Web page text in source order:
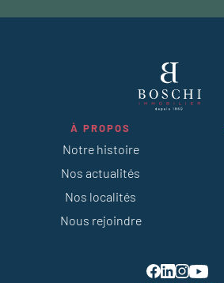
À PROPOS
Notre histoire
Nos actualités
Nos localités
Nous rejoindre